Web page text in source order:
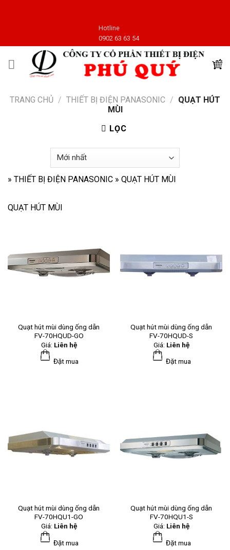
Hotline
0902 63 63 54
TRANG CHỦ / THIẾT BỊ ĐIỆN PANASONIC / QUẠT HÚT
MÙI
LỌC
» THIẾT BỊ ĐIỆN PANASONIC » QUẠT HÚT MÙI
QUẠT HÚT MÙI
Quạt hút mùi dùng ống dẫn
FV-70HQUD-GO
Giá: Liên hệ
Đặt mua
Quạt hút mùi dùng ống dẫn
FV-70HQUD-S
Giá: Liên hệ
Đặt mua
Quạt hút mùi dùng ống dẫn
FV-70HQU1-GO
Giá: Liên hệ
Đặt mua
Quạt hút mùi dùng ống dẫn
FV-70HQU1-S
Giá: Liên hệ
Đặt mua